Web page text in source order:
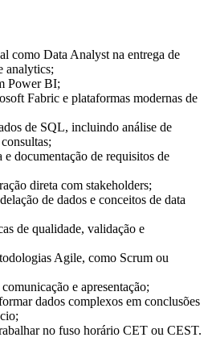
como Data Analyst na entrega de
analytics;
Power BI;
Fabric e plataformas modernas de
de SQL, incluindo análise de
documentação de requisitos de
direta com stakeholders;
de dados e conceitos de data
de qualidade, validação e
Agile, como Scrum ou
e apresentação;
dados complexos em conclusões
no fuso horário CET ou CEST.